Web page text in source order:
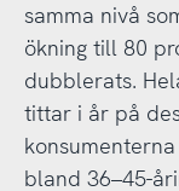
samma nivå
ökning till 80
dubblerats.
tittar i år på
bland 36–45-